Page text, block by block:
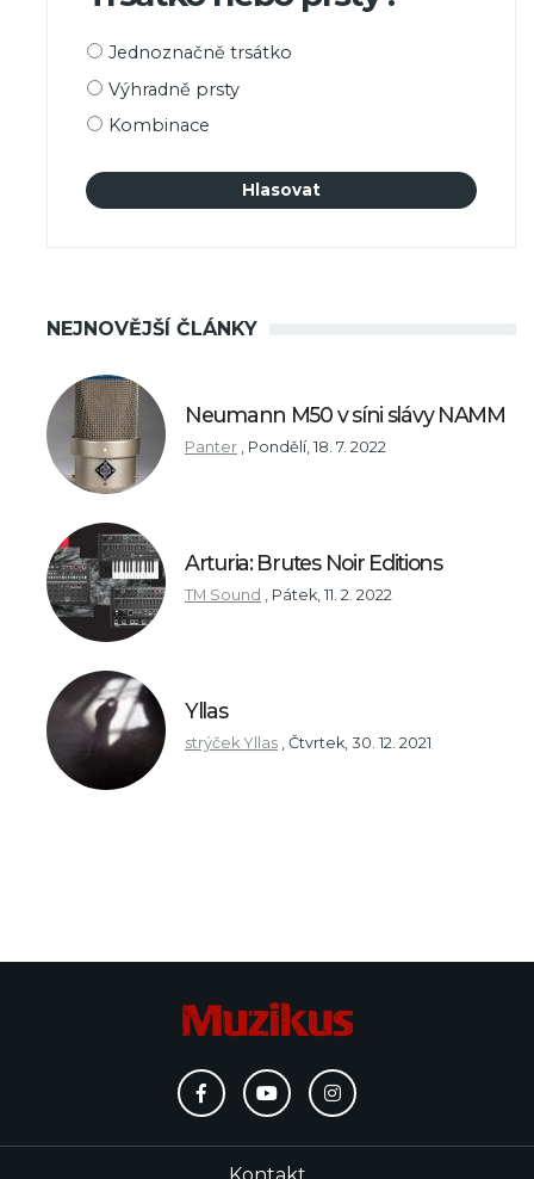
Možnosti
Jednoznačně trsátko
Výhradně prsty
Kombinace
NEJNOVĚJŠÍ ČLÁNKY
Neumann M50 v síni slávy NAMM
Panter , Pondělí, 18. 7. 2022
Arturia: Brutes Noir Editions
TM Sound , Pátek, 11. 2. 2022
Yllas
strýček Yllas , Čtvrtek, 30. 12. 2021
Kontakt